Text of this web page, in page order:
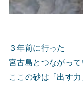
３年前に行った
宮古島とつながっ
ここの砂は「出す